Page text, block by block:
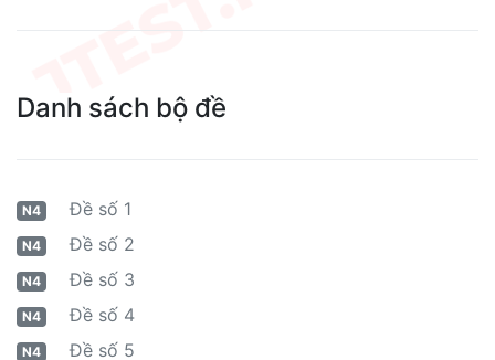
Danh sách bộ đề
N4 Đề số 1
N4 Đề số 2
N4 Đề số 3
N4 Đề số 4
N4 Đề số 5